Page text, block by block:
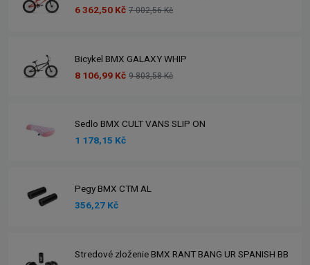
6 362,50 Kč 7 002,56 Kč
Bicykel BMX GALAXY WHIP
8 106,99 Kč 9 803,58 Kč
Sedlo BMX CULT VANS SLIP ON
1 178,15 Kč
Pegy BMX CTM AL
356,27 Kč
Stredové zloženie BMX RANT BANG UR SPANISH BB